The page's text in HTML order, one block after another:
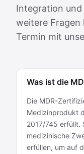
Integration und
weitere Fragen
Termin mit
Was ist die
Die MDR-
Medizinprodukt
2017/745 erfüllt.
medizinische
erfüllen, um auf